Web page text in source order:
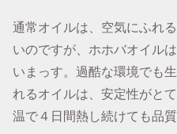
通常オイルは、空気にふれ
いのですが、ホホバオイル
いまっす。過酷な環境でも
れるオイルは、安定性がと
温で４日間熱し続けても品